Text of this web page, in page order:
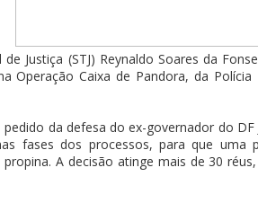
Justiça (STJ) Reynaldo Soares da
Operação Caixa de Pandora, da
da defesa do ex-governador do
fases dos processos, para que
A decisão atinge mais de 30